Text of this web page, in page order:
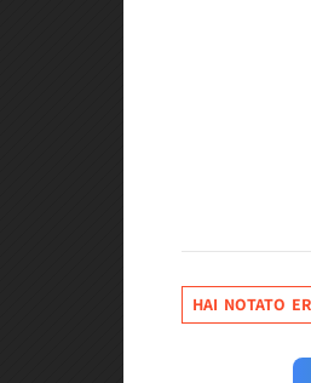
HAI NOTATO